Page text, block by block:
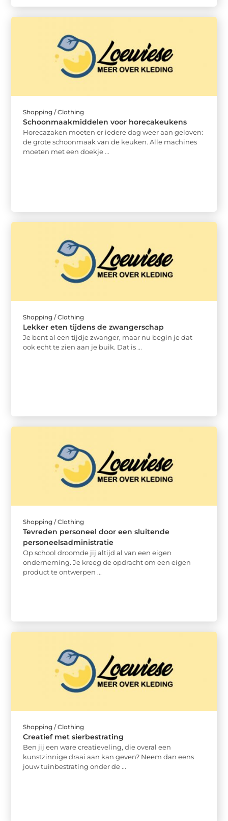
Shopping / Clothing
Schoonmaakmiddelen voor horecakeukens
Horecazaken moeten er iedere dag weer aan geloven:
de grote schoonmaak van de keuken. Alle machines
moeten met een doekje ...
Shopping / Clothing
Lekker eten tijdens de zwangerschap
Je bent al een tijdje zwanger, maar nu begin je dat
ook echt te zien aan je buik. Dat is ...
Shopping / Clothing
Tevreden personeel door een sluitende
personeelsadministratie
Op school droomde jij altijd al van een eigen
onderneming. Je kreeg de opdracht om een eigen
product te ontwerpen ...
Shopping / Clothing
Creatief met sierbestrating
Ben jij een ware creatieveling, die overal een
kunstzinnige draai aan kan geven? Neem dan eens
jouw tuinbestrating onder de ...